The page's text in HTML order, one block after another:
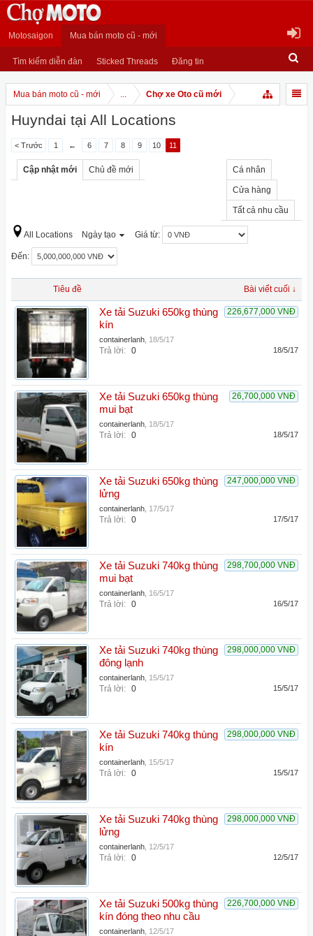
Motosaigon Mua bán moto cũ - mới
Tìm kiếm diễn đàn Sticked Threads Đăng tin
Mua bán moto cũ - mới ... Chợ xe Oto cũ mới
Huyndai tại All Locations
< Trước 1 ← 6 7 8 9 10 11
Cập nhật mới Chủ đề mới Cá nhân
Cửa hàng
Tất cả nhu cầu
All Locations Ngày tạo Giá từ:
Đến:
Tiêu đề Bài viết cuối ↓
226,677,000 VNĐ
Xe tải Suzuki 650kg thùng
kín
containerlanh 18/5/17
Trả lời: 0 18/5/17
26,700,000 VNĐ
Xe tải Suzuki 650kg thùng
mui bạt
containerlanh 18/5/17
Trả lời: 0 18/5/17
247,000,000 VNĐ
Xe tải Suzuki 650kg thùng
lửng
containerlanh 17/5/17
Trả lời: 0 17/5/17
298,700,000 VNĐ
Xe tải Suzuki 740kg thùng
mui bạt
containerlanh 16/5/17
Trả lời: 0 16/5/17
298,000,000 VNĐ
Xe tải Suzuki 740kg thùng
đông lạnh
containerlanh 15/5/17
Trả lời: 0 15/5/17
298,000,000 VNĐ
Xe tải Suzuki 740kg thùng
kín
containerlanh 15/5/17
Trả lời: 0 15/5/17
298,000,000 VNĐ
Xe tải Suzuki 740kg thùng
lửng
containerlanh 12/5/17
Trả lời: 0 12/5/17
226,700,000 VNĐ
Xe tải Suzuki 500kg thùng
kín đóng theo nhu cầu
containerlanh 12/5/17